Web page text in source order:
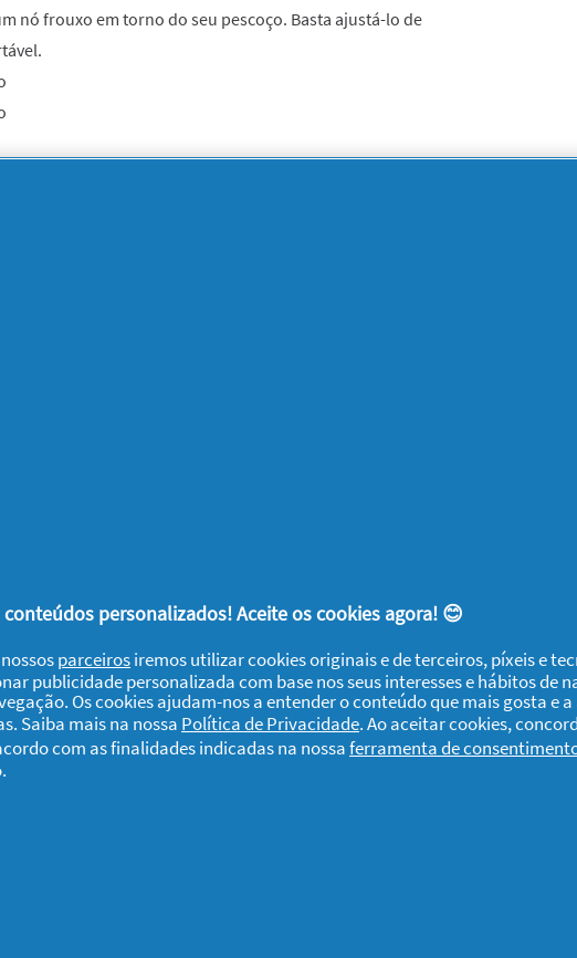
nó frouxo em torno do seu pescoço. Basta ajustá-lo de
simples, e pode usar um diferente todos os dias para um
Esperamos que sim! Faça “Gosto” ou deixe-nos um
ler mais sobreComo escolher o par de calças perfeito
personalizados! Aceite os cookies agora! 😊
parceirosiremos utilizar cookies originais e de terceiros, píxeis e
publicidade personalizada com base nos seus interesses e hábitos de
Os cookies ajudam-nos a entender o conteúdo que mais gosta e
Saiba mais na nossa Política de Privacidade. Ao aceitar cookies,
com as finalidades indicadas na nossaferramenta de